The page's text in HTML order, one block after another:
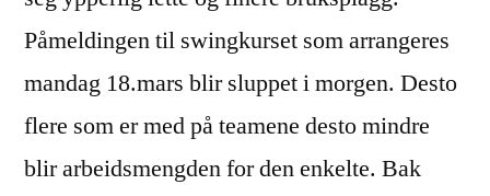
Påmeldingen til swingkurset som arrangeres
mandag 18.mars blir sluppet i morgen. Desto
flere som er med på teamene desto mindre
blir arbeidsmengden for den enkelte. Bak